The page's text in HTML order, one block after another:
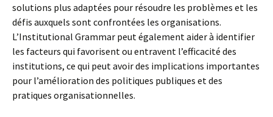
solutions plus adaptées pour résoudre les problèmes et les
défis auxquels sont confrontées les organisations.
L’Institutional Grammar peut également aider à identifier
les facteurs qui favorisent ou entravent l’efficacité des
institutions, ce qui peut avoir des implications importantes
pour l’amélioration des politiques publiques et des
pratiques organisationnelles.